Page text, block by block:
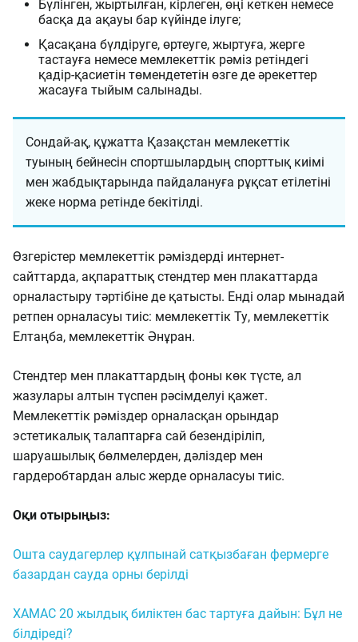
Бүлінген, жыртылған, кірлеген, өңі кеткен немесе
басқа да ақауы бар күйінде ілуге;
Қасақана бүлдіруге, өртеуге, жыртуға, жерге
тастауға немесе мемлекеттік рәміз ретіндегі
қадір-қасиетін төмендететін өзге де әрекеттер
жасауға тыйым салынады.
Сондай-ақ, құжатта Қазақстан мемлекеттік
туының бейнесін спортшылардың спорттық киімі
мен жабдықтарында пайдалануға рұқсат етілетіні
жеке норма ретінде бекітілді.
Өзгерістер мемлекеттік рәміздерді интернет-
сайттарда, ақпараттық стендтер мен плакаттарда
орналастыру тәртібіне де қатысты. Енді олар мынадай
ретпен орналасуы тиіс: мемлекеттік Ту, мемлекеттік
Елтаңба, мемлекеттік Әнұран.
Стендтер мен плакаттардың фоны көк түсте, ал
жазулары алтын түспен рәсімделуі қажет.
Мемлекеттік рәміздер орналасқан орындар
эстетикалық талаптарға сай безендіріліп,
шаруашылық бөлмелерден, дәліздер мен
гардеробтардан алыс жерде орналасуы тиіс.
Оқи отырыңыз:
Ошта саудагерлер құлпынай сатқызбаған фермерге
базардан сауда орны берілді
ХАМАС 20 жылдық биліктен бас тартуға дайын: Бұл не
білдіреді?